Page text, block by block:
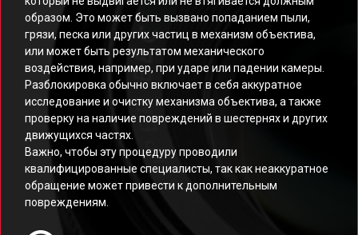
образом. Это может быть вызвано попаданием пыли,
грязи, песка или других частиц в механизм объектива,
или может быть результатом механического
воздействия, например, при ударе или падении камеры.
Разблокировка обычно включает в себя аккуратное
исследование и очистку механизма объектива, а также
проверку на наличие повреждений в шестернях и других
движущихся частях.
Важно, чтобы эту процедуру проводили
квалифицированные специалисты, так как неаккуратное
обращение может привести к дополнительным
повреждениям.